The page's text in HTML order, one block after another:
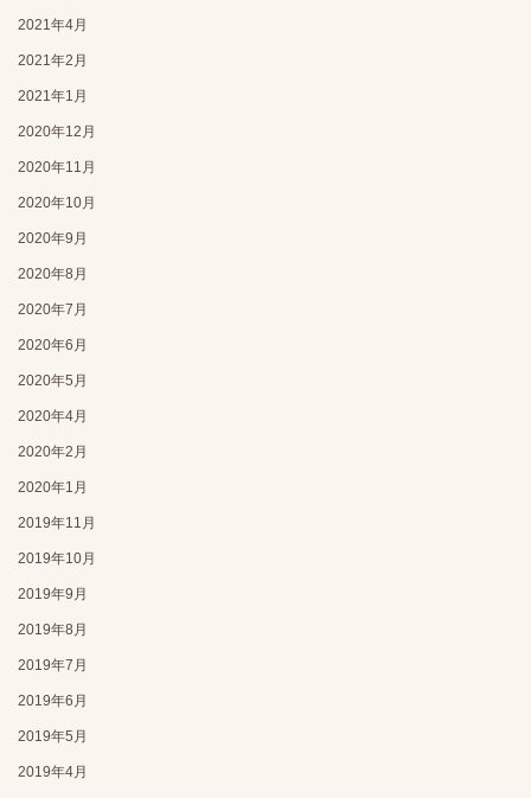
2021年4月
2021年2月
2021年1月
2020年12月
2020年11月
2020年10月
2020年9月
2020年8月
2020年7月
2020年6月
2020年5月
2020年4月
2020年2月
2020年1月
2019年11月
2019年10月
2019年9月
2019年8月
2019年7月
2019年6月
2019年5月
2019年4月